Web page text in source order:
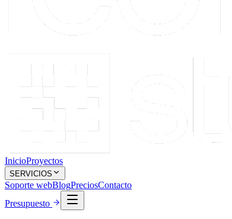
InicioProyectos
SERVICIOS
Soporte webBlogPreciosContacto
Presupuesto